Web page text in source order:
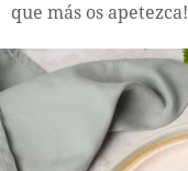
que más os apetezca!